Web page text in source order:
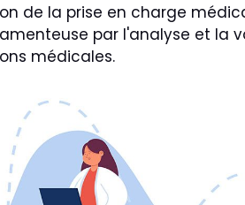
de la prise en charge
par l'analyse et la
médicales.